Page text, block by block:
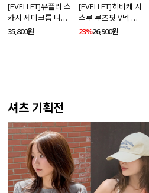
[EVELLET]유플리 스
카시 세미크롭 니트
가디건
35,800원
[EVELLET]히비케 시
스루 루즈핏 V넥 니
트
23%26,900원
셔츠 기획전